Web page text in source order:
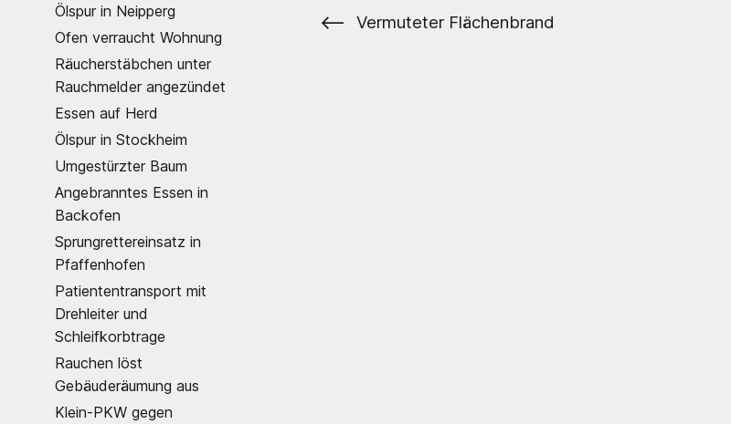
Ölspur in Neipperg
Ofen verraucht Wohnung
Räucherstäbchen unter
Rauchmelder angezündet
Essen auf Herd
Ölspur in Stockheim
Umgestürzter Baum
Angebranntes Essen in
Backofen
Sprungrettereinsatz in
Pfaffenhofen
Patiententransport mit
Drehleiter und
Schleifkorbtrage
Rauchen löst
Gebäuderäumung aus
Klein-PKW gegen
⟵ Vermuteter Flächenbrand